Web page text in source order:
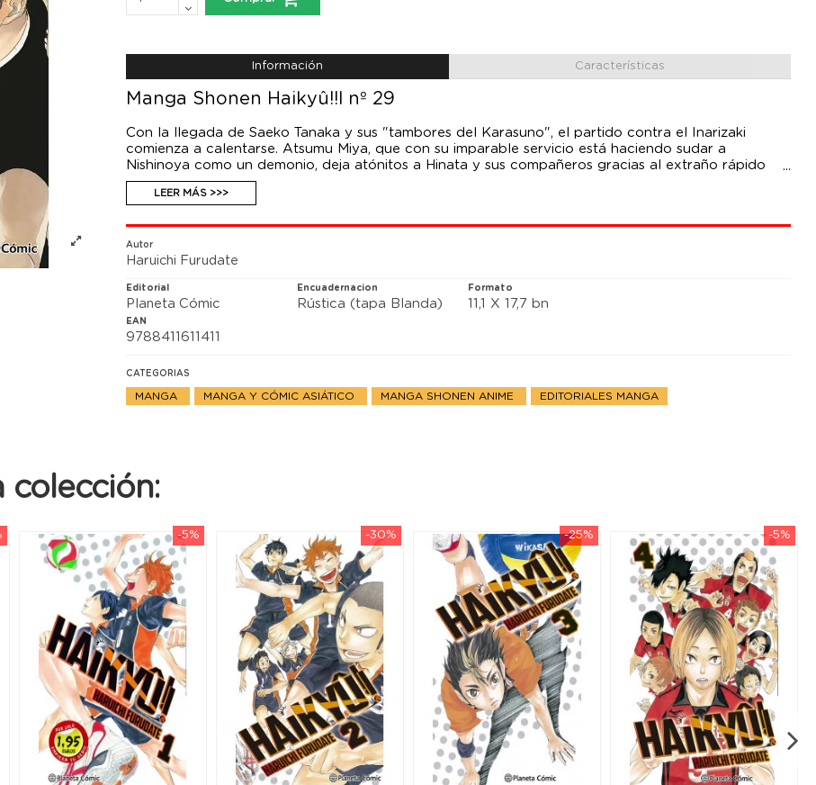
Información Características
Manga Shonen Haikyû!!l nº 29
Con la llegada de Saeko Tanaka y sus "tambores del Karasuno", el partido contra el Inarizaki
comienza a calentarse. Atsumu Miya, que con su imparable servicio está haciendo sudar a
Nishinoya como un demonio, deja atónitos a Hinata y sus compañeros gracias al extraño rápido
reproducido fielmente junto a su hermano gemelo Osamu... ¿¡Qué plan adoptará nuestro equipo
para superar a los retadores más fuertes!
LEER MÁS >>>
Autor
Haruichi Furudate
Editorial
Planeta Cómic
Encuadernacion
Rústica (tapa Blanda)
Formato
11,1 X 17,7 bn
EAN
9788411611411
CATEGORIAS
MANGA MANGA Y CÓMIC ASIÁTICO MANGA SHONEN ANIME EDITORIALES MANGA
colección:
-5% -30% -25% -5%